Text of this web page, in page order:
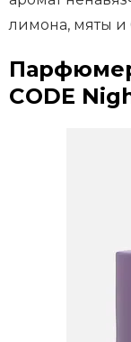
лимона, мяты и
CODE